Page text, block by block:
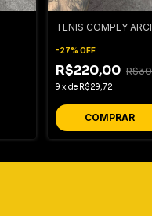
TENIS COMPLY
-27%OFF
R$220,00
9 xde R$29,72
COMPRAR